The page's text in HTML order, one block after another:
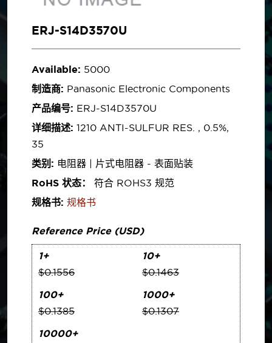
ERJ-S14D3570U
Available: 5000
制造商: Panasonic Electronic Components
产品编号: ERJ-S14D3570U
详细描述: 1210 ANTI-SULFUR RES. , 0.5%,
35
类别: 电阻器 | 片式电阻器 - 表面贴装
RoHS 状态：
符合 ROHS3 规范
规格书: 规格书
Reference Price (USD)
1+
$0.1556
10+
$0.1463
100+
$0.1385
1000+
$0.1307
10000+